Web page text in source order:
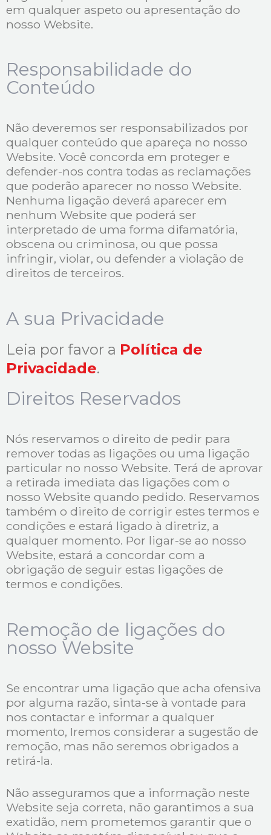
em qualquer aspeto ou apresentação do
nosso Website.
Responsabilidade do
Conteúdo
Não deveremos ser responsabilizados por
qualquer conteúdo que apareça no nosso
Website. Você concorda em proteger e
defender-nos contra todas as reclamações
que poderão aparecer no nosso Website.
Nenhuma ligação deverá aparecer em
nenhum Website que poderá ser
interpretado de uma forma difamatória,
obscena ou criminosa, ou que possa
infringir, violar, ou defender a violação de
direitos de terceiros.
A sua Privacidade
Leia por favor a Política de
Privacidade.
Direitos Reservados
Nós reservamos o direito de pedir para
remover todas as ligações ou uma ligação
particular no nosso Website. Terá de aprovar
a retirada imediata das ligações com o
nosso Website quando pedido. Reservamos
também o direito de corrigir estes termos e
condições e estará ligado à diretriz, a
qualquer momento. Por ligar-se ao nosso
Website, estará a concordar com a
obrigação de seguir estas ligações de
termos e condições.
Remoção de ligações do
nosso Website
Se encontrar uma ligação que acha ofensiva
por alguma razão, sinta-se à vontade para
nos contactar e informar a qualquer
momento, Iremos considerar a sugestão de
remoção, mas não seremos obrigados a
retirá-la.
Não asseguramos que a informação neste
Website seja correta, não garantimos a sua
exatidão, nem prometemos garantir que o